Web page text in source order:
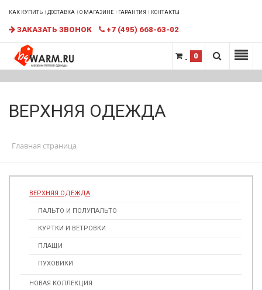
КАК КУПИТЬ ДОСТАВКА О МАГАЗИНЕ ГАРАНТИЯ КОНТАКТЫ
ЗАКАЗАТЬ ЗВОНОК +7 (495) 668-63-02
0
ВЕРХНЯЯ ОДЕЖДА
Главная страница
ВЕРХНЯЯ ОДЕЖДА
ПАЛЬТО И ПОЛУПАЛЬТО
КУРТКИ И ВЕТРОВКИ
ПЛАЩИ
ПУХОВИКИ
НОВАЯ КОЛЛЕКЦИЯ